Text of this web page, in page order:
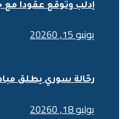
إدلب وتوقع عقوداً
يونيو 15, 2026 0
رحّالة سوري يطلق
يوليو 18, 2026 0